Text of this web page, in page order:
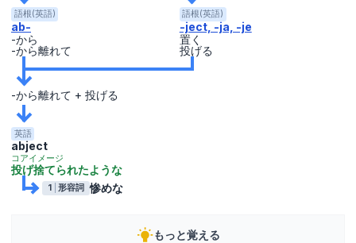
語根(英語)
ab-
-から
-から離れて
語根(英語)
-ject, -ja, -je
置く
投げる
-から離れて + 投げる
英語
abject
コアイメージ
投げ捨てられたような
1 形容詞 惨めな
もっと覚える